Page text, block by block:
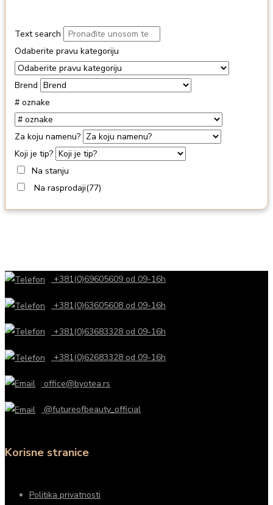
Text search
Odaberite pravu kategoriju
Brend
# oznake
Za koju namenu?
Koji je tip?
Na stanju
Na rasprodaji(77)
+381(0)69605609 od 09-16h
+381(0)63605608 od 09-16h
+381(0)63683328 od 09-16h
+381(0)62683328 od 09-16h
office@byotea.rs
@futureofbeauty_official
Korisne stranice
Politika privatnosti